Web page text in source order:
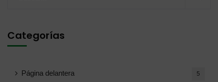
Categorías
Página delantera 5